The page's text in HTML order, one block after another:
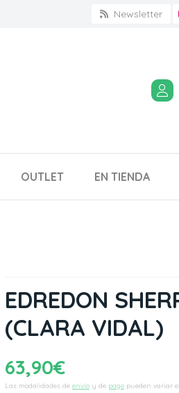
Newsletter
OUTLET EN TIENDA
EDREDON
(CLARA VIDAL)
63,90€
Las modalidades de envío y de pago pueden variar